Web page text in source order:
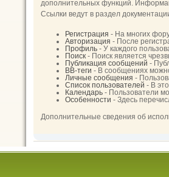
дополнительных функций.
Ссылки ведут в раздел
Регистрация - На многих
Авторизация - После
Профиль - У каждого
Поиск - Поиск является
Публикация сообщений -
BB-теги - В сообщениях
Личные сообщения -
Список пользователей - В
Календарь - Пользователи
Особенности - Здесь
Дополнительные сведения об